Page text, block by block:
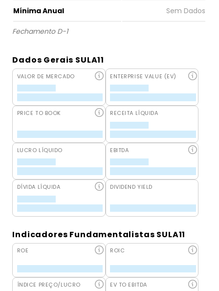
Mínima Anual
Fechamento D-1
Dados Gerais SULA11
VALOR DE MERCADO ENTERPRISE VALUE (EV)
PRICE TO BOOK RECEITA LÍQUIDA
LUCRO LÍQUIDO EBITDA
DÍVIDA LÍQUIDA DIVIDEND YIELD
Indicadores Fundamentalistas SULA11
ROE ROIC
ÍNDICE PREÇO/LUCRO EV TO EBITDA